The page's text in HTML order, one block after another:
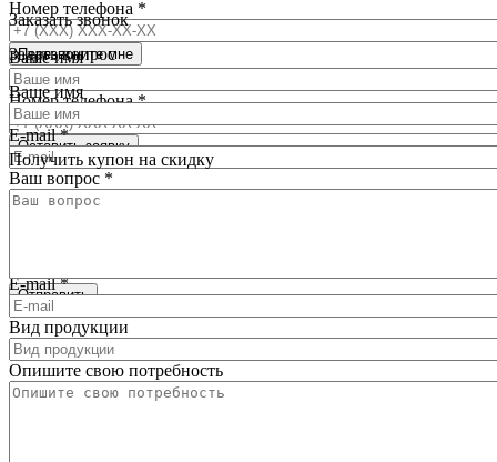
Номер телефона *
Заказать звонок
Ваше имя
Номер телефона*
Задать вопрос
Ваше имя
E-mail*
Ваш вопрос *
Получить купон на скидку
Ваше имя*
E-mail*
Вид продукции
Опишите свою потребность